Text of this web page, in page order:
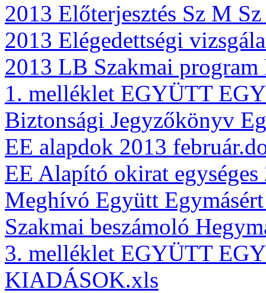
2013 Előterjesztés Sz M
2013 Elégedettségi
2013 LB Szakmai program
1. melléklet EGYÜTT
Biztonsági Jegyzőkönyv
EE alapdok 2013
EE Alapító okirat
Meghívó Együtt
Szakmai beszámoló
3. melléklet EGYÜTT
KIADÁSOK.xls